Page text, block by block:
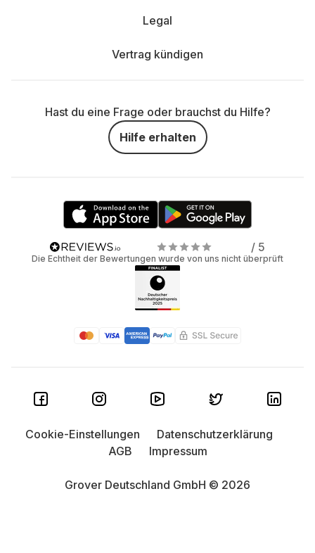
Legal
Vertrag kündigen
Hast du eine Frage oder brauchst du Hilfe?
Hilfe erhalten
/ 5
Die Echtheit der Bewertungen wurde von uns nicht überprüft
Grover Deutschland GmbH © 2026
Cookie-Einstellungen
Datenschutzerklärung
AGB
Impressum